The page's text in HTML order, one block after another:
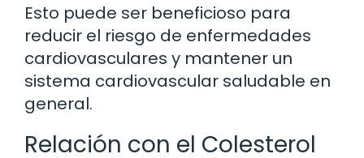
Esto puede ser beneficioso para
reducir el riesgo de enfermedades
cardiovasculares y mantener un
sistema cardiovascular saludable en
general.
Relación con el Colesterol